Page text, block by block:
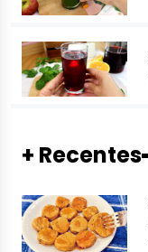
+ Recentes